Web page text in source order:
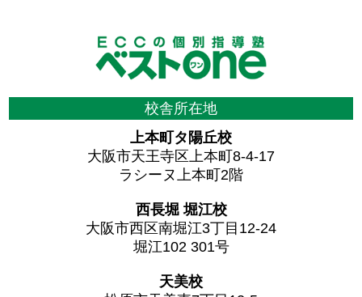
校舎所在地
上本町タ陽丘校
大阪市天王寺区上本町8-4-17
ラシーヌ上本町2階
西長堀 堀江校
大阪市西区南堀江3丁目12-24
堀江102 301号
天美校